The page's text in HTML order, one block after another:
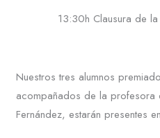
13:30h Clausura de
Nuestros tres alumnos
acompañados de la profesora
Fernández, estarán presentes